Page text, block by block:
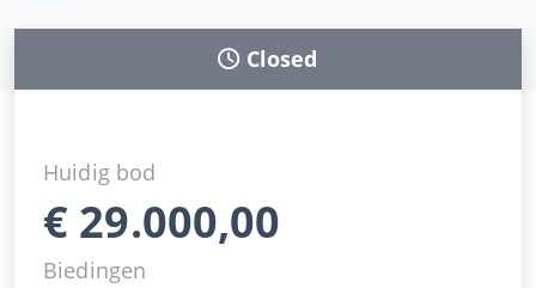
Closed
Huidig bod
€ 29.000,00
Biedingen